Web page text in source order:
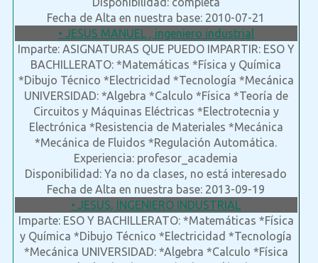
Fecha de Alta en nuestra base: 2010-07-21
• JESUS MANUEL , ingeniero industrial
Imparte: ASIGNATURAS QUE PUEDO IMPARTIR: ESO Y
BACHILLERATO: *Matemáticas *Física y Química
*Dibujo Técnico *Electricidad *Tecnología *Mecánica
UNIVERSIDAD: *Algebra *Calculo *Física *Teoría de
Circuitos y Máquinas Eléctricas *Electrotecnia y
Electrónica *Resistencia de Materiales *Mecánica
*Mecánica de Fluidos *Regulación Automática.
Experiencia: profesor_academia
Disponibilidad: Ya no da clases, no está interesado
Fecha de Alta en nuestra base: 2013-09-19
• JESUS, INGENIERO INDUSTRIAL
Imparte: ESO Y BACHILLERATO: *Matemáticas *Física
y Química *Dibujo Técnico *Electricidad *Tecnología
*Mecánica UNIVERSIDAD: *Algebra *Calculo *Física